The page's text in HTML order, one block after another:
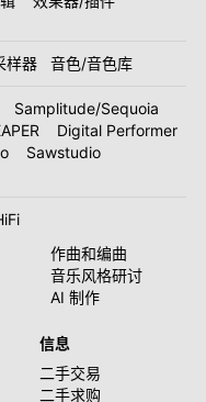
样器 音色/音色库
Samplitude/Sequoia
Digital Performer
Sawstudio
作曲和编曲
音乐风格研讨
AI 制作
信息
二手交易
二手求购